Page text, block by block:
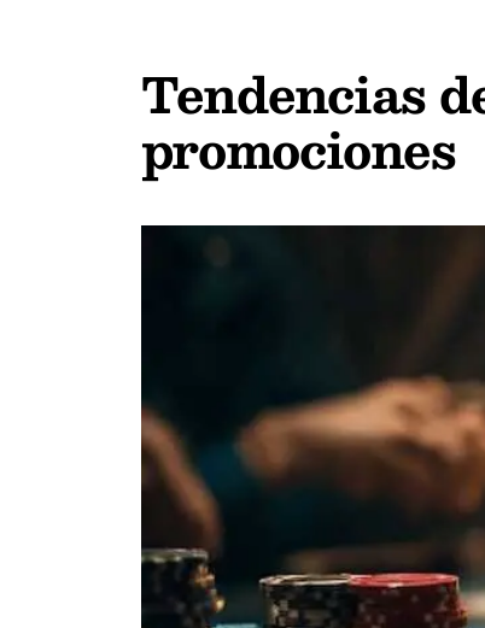
Tendencias
promociones